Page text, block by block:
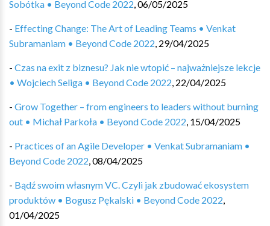
Sobótka • Beyond Code 2022,06/05/2025
- Effecting Change: The Art of Leading Teams • Venkat
Subramaniam • Beyond Code 2022, 29/04/2025
- Czas na exit z biznesu? Jak nie wtopić – najważniejsze lekcje
• Wojciech Seliga • Beyond Code 2022, 22/04/2025
- Grow Together – from engineers to leaders without burning
out • Michał Parkoła • Beyond Code 2022, 15/04/2025
- Practices of an Agile Developer • Venkat Subramaniam •
Beyond Code 2022,08/04/2025
- Bądź swoim własnym VC. Czyli jak zbudować ekosystem
produktów • Bogusz Pękalski • Beyond Code 2022,
01/04/2025